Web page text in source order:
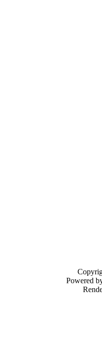
Powered